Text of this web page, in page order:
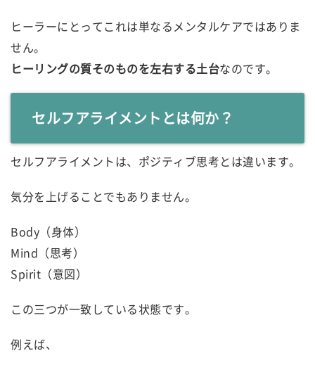
ヒーラーにとってこれは単なるメンタルケアではありま
せん。
ヒーリングの質そのものを左右する土台なのです。
セルフアライメントとは何か？
セルフアライメントは、ポジティブ思考とは違います。
気分を上げることでもありません。
Body（身体）
Mind（思考）
Spirit（意図）
この三つが一致している状態です。
例えば、